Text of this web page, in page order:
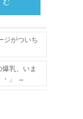
ジがついち
爆乳、いま
」
→